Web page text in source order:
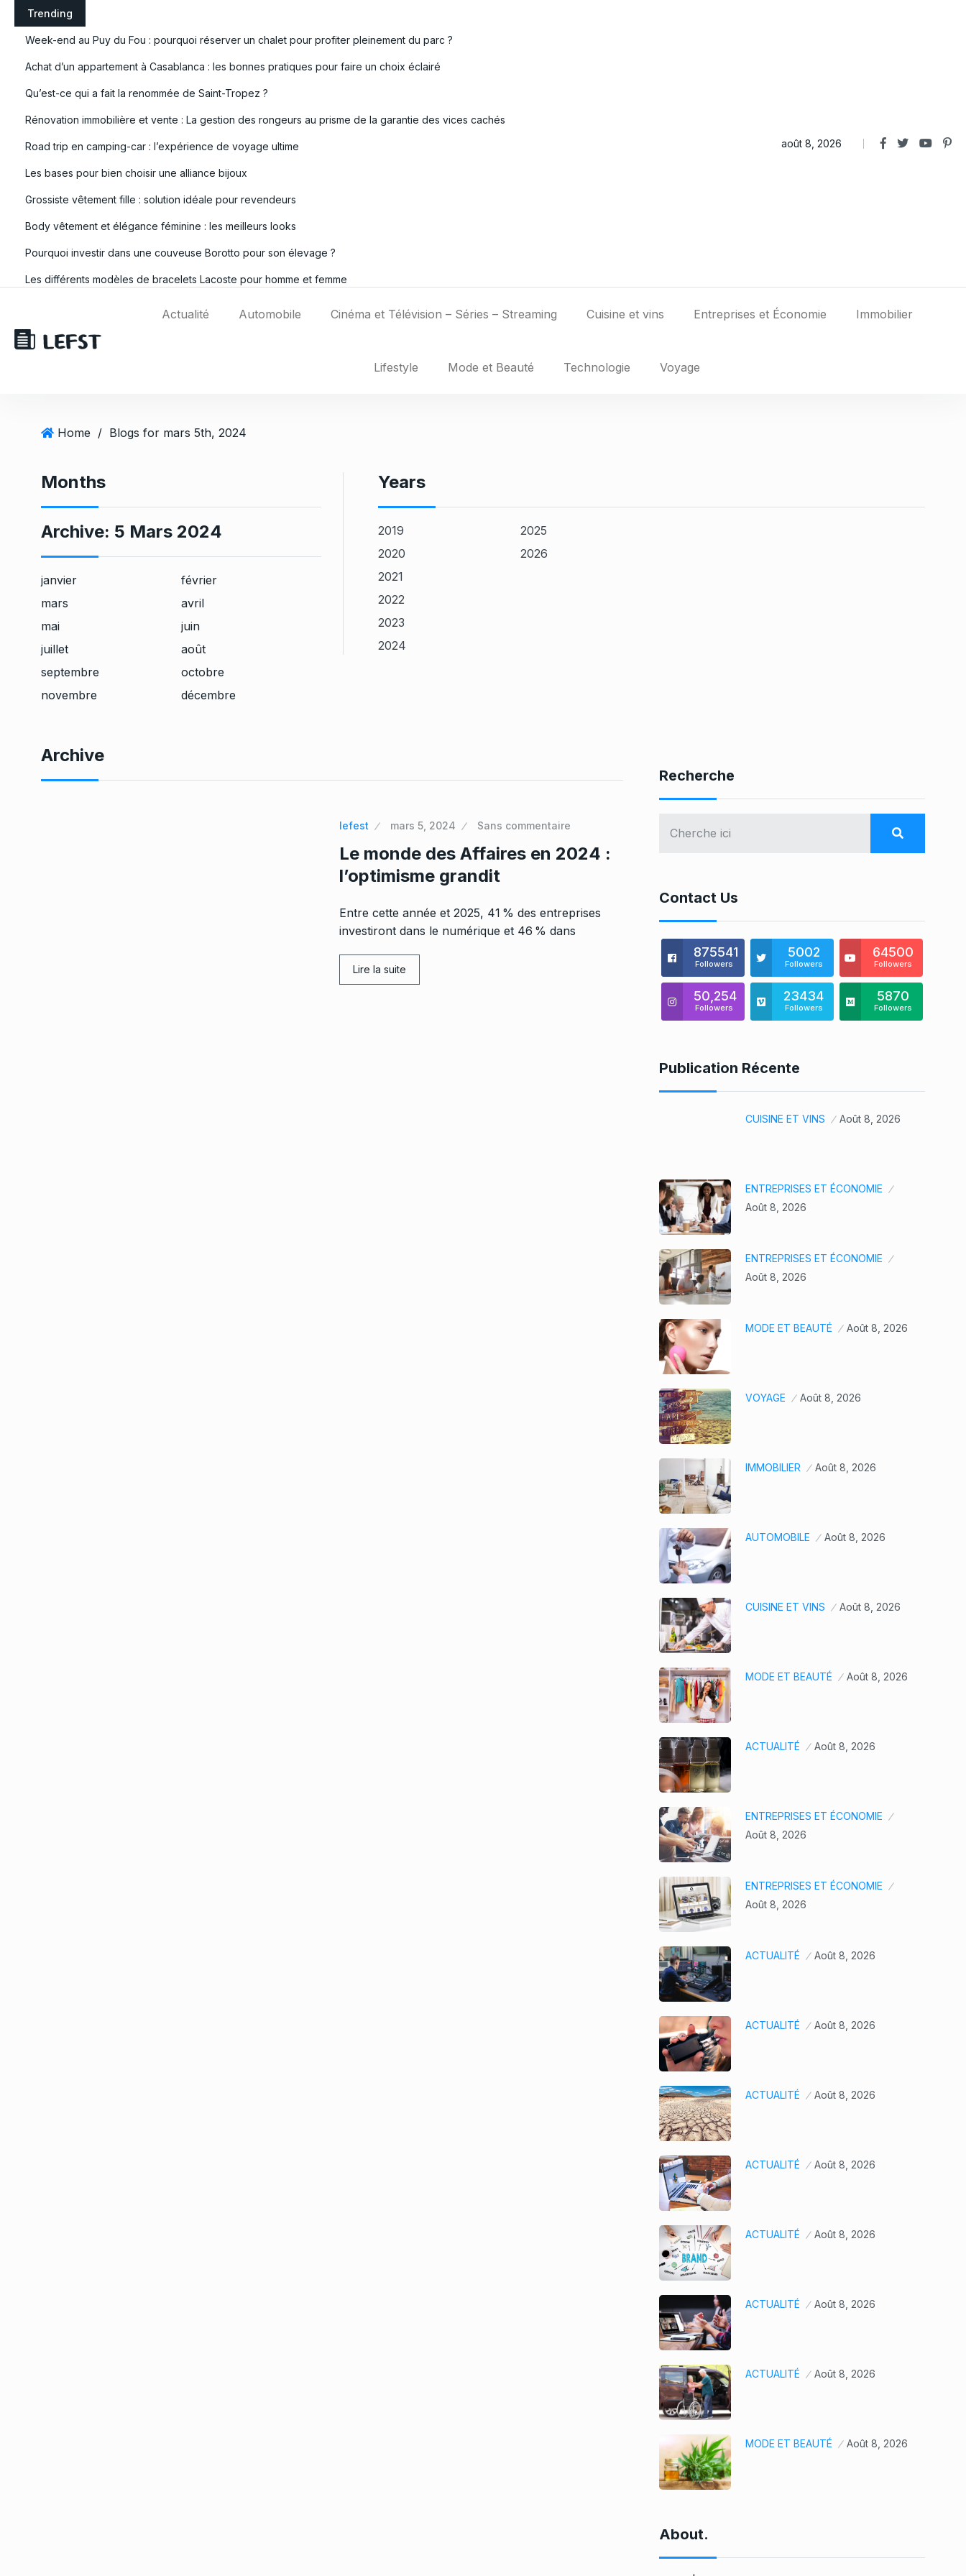
Trending
Week-end au Puy du Fou : pourquoi réserver un chalet pour profiter pleinement du parc ?
Achat d’un appartement à Casablanca : les bonnes pratiques pour faire un choix éclairé
Qu’est-ce qui a fait la renommée de Saint-Tropez ?
Rénovation immobilière et vente : La gestion des rongeurs au prisme de la garantie des vices cachés
Road trip en camping-car : l’expérience de voyage ultime
Les bases pour bien choisir une alliance bijoux
Grossiste vêtement fille : solution idéale pour revendeurs
Body vêtement et élégance féminine : les meilleurs looks
Pourquoi investir dans une couveuse Borotto pour son élevage ?
Les différents modèles de bracelets Lacoste pour homme et femme
août 8, 2026
Actualité Automobile Cinéma et Télévision – Séries – Streaming Cuisine et vins Entreprises et Économie Immobilier
Lifestyle Mode et Beauté Technologie Voyage
Home / Blogs for mars 5th, 2024
Months
Archive: 5 Mars 2024
janvier
février
mars
avril
mai
juin
juillet
août
septembre
octobre
novembre
décembre
Years
2019
2020
2021
2022
2023
2024
2025
2026
Archive
lefest mars 5, 2024 Sans commentaire
Le monde des Affaires en 2024 :
l’optimisme grandit
Entre cette année et 2025, 41 % des entreprises
investiront dans le numérique et 46 % dans
Lire la suite
Recherche
Contact Us
875541
Followers
5002
Followers
64500
Followers
50,254
Followers
23434
Followers
5870
Followers
Publication Récente
CUISINE ET VINS Août 8, 2026
ENTREPRISES ET ÉCONOMIE
Août 8, 2026
ENTREPRISES ET ÉCONOMIE
Août 8, 2026
MODE ET BEAUTÉ Août 8, 2026
VOYAGE Août 8, 2026
IMMOBILIER Août 8, 2026
AUTOMOBILE Août 8, 2026
CUISINE ET VINS Août 8, 2026
MODE ET BEAUTÉ Août 8, 2026
ACTUALITÉ Août 8, 2026
ENTREPRISES ET ÉCONOMIE
Août 8, 2026
ENTREPRISES ET ÉCONOMIE
Août 8, 2026
ACTUALITÉ Août 8, 2026
ACTUALITÉ Août 8, 2026
ACTUALITÉ Août 8, 2026
ACTUALITÉ Août 8, 2026
ACTUALITÉ Août 8, 2026
ACTUALITÉ Août 8, 2026
ACTUALITÉ Août 8, 2026
MODE ET BEAUTÉ Août 8, 2026
About.